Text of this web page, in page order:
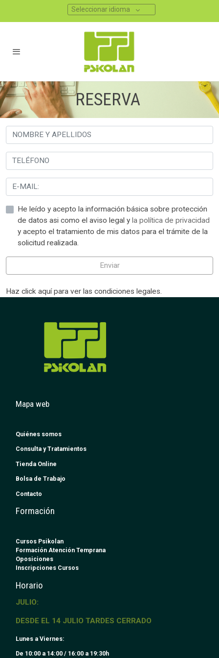
Seleccionar idioma
RESERVA
He leído y acepto la información básica sobre protección
de datos asi como el aviso legal y la política de privacidad
y acepto el tratamiento de mis datos para el trámite de la
solicitud realizada.
Enviar
Haz click aquí para ver las condiciones legales.
Mapa web
Quiénes somos
Consulta y Tratamientos
Tienda Online
Bolsa de Trabajo
Contacto
Formación
Cursos Psikolan
Formación Atención Temprana
Oposiciones
Inscripciones Cursos
Horario
JULIO:
DESDE EL 14 JULIO TARDES CERRADO
Lunes a Viernes:
De 10:00 a 14:00 / 16:00 a 19:30h